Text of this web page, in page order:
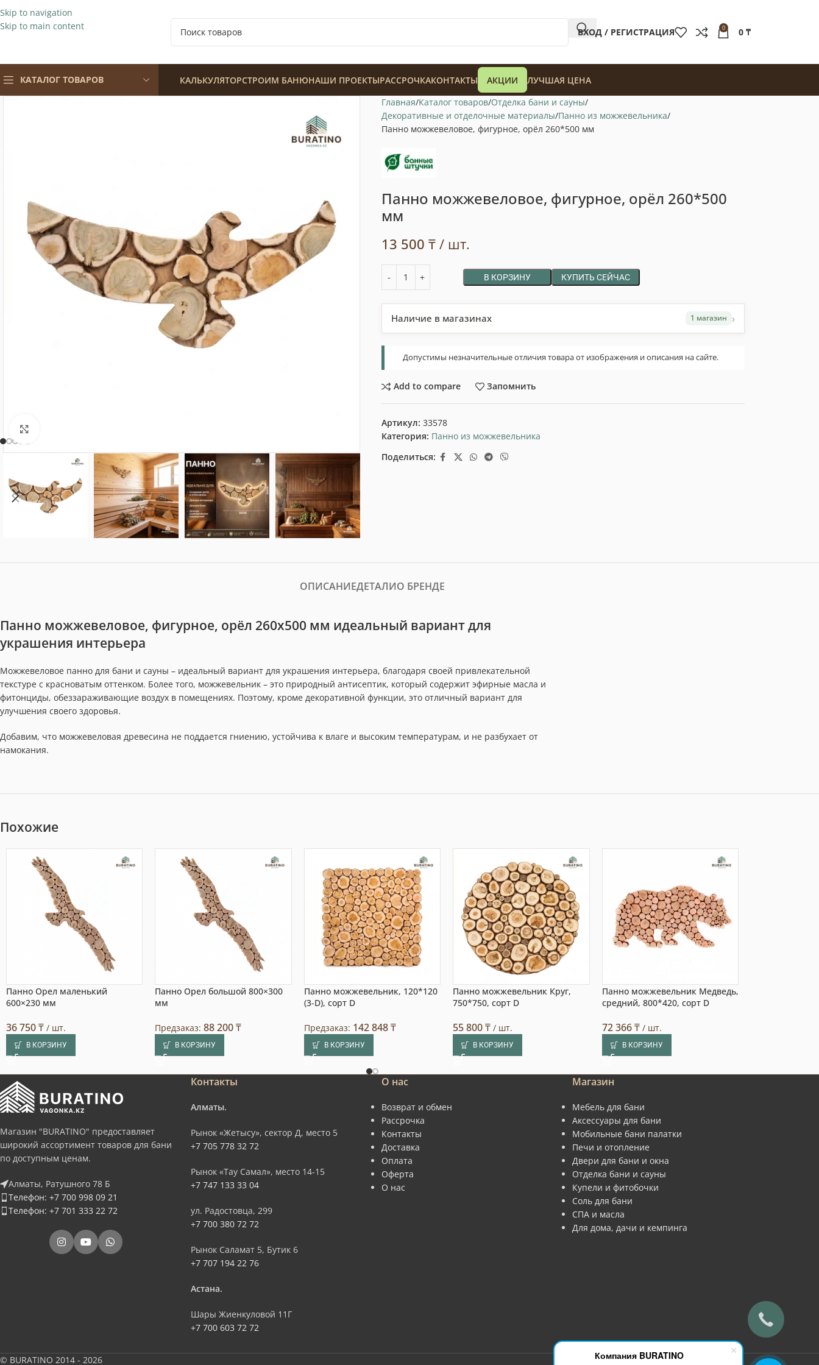
Компания BURATINO
Skip to navigation
Skip to main content
ВХОД / РЕГИСТРАЦИЯ 0 0 ₸
КАТАЛОГ ТОВАРОВ КАЛЬКУЛЯТОРСТРОИМ БАНЮНАШИ ПРОЕКТЫРАССРОЧКАКОНТАКТЫ АКЦИИ ЛУЧШАЯ ЦЕНА
Главная Каталог товаров Отделка бани и сауны
Декоративные и отделочные материалы Панно из можжевельника
Панно можжевеловое, фигурное, орёл 260*500 мм
Панно можжевеловое, фигурное, орёл 260*500
мм
13 500 ₸/ шт.
В КОРЗИНУ КУПИТЬ СЕЙЧАС
Наличие в магазинах 1 магазин ›
Допустимы незначительные отличия товара от изображения и описания на сайте.
Add to compare Запомнить
Артикул: 33578
Категория: Панно из можжевельника
Поделиться:
ОПИСАНИЕДЕТАЛИО БРЕНДЕ
Панно можжевеловое, фигурное, орёл 260х500 мм идеальный вариант для
украшения интерьера
Можжевеловое панно для бани и сауны – идеальный вариант для украшения интерьера, благодаря своей привлекательной
текстуре с красноватым оттенком. Более того, можжевельник – это природный антисептик, который содержит эфирные масла и
фитонциды, обеззараживающие воздух в помещениях. Поэтому, кроме декоративной функции, это отличный вариант для
улучшения своего здоровья.
Добавим, что можжевеловая древесина не поддается гниению, устойчива к влаге и высоким температурам, и не разбухает от
намокания.
Похожие
Панно Орел маленький
600×230 мм
36 750₸ / шт.
В КОРЗИНУ
Панно Орел большой 800×300
мм
Предзаказ:88 200₸
В КОРЗИНУ
Панно можжевельник, 120*120
(3-D), сорт D
Предзаказ: 142 848₸
В КОРЗИНУ
Панно можжевельник Круг,
750*750, сорт D
55 800₸ / шт.
В КОРЗИНУ
Панно можжевельник Медведь,
средний, 800*420, сорт D
72 366₸/ шт.
В КОРЗИНУ
Магазин "BURATINO" предоставляет
широкий ассортимент товаров для бани
по доступным ценам.
Алматы, Ратушного 78 Б
Телефон: +7 700 998 09 21
Телефон: +7 701 333 22 72
Контакты
Алматы.
Рынок «Жетысу», сектор Д, место 5
+7 705 778 32 72
Рынок «Тау Самал», место 14-15
+7 747 133 33 04
ул. Радостовца, 299
+7 700 380 72 72
Рынок Саламат 5, Бутик 6
+7 707 194 22 76
Астана.
Шары Жиенкуловой 11Г
+7 700 603 72 72
О нас
Возврат и обмен
Рассрочка
Контакты
Доставка
Оплата
Оферта
О нас
Магазин
Мебель для бани
Аксессуары для бани
Мобильные бани палатки
Печи и отопление
Двери для бани и окна
Отделка бани и сауны
Купели и фитобочки
Соль для бани
СПА и масла
Для дома, дачи и кемпинга
© BURATINO 2014 - 2026